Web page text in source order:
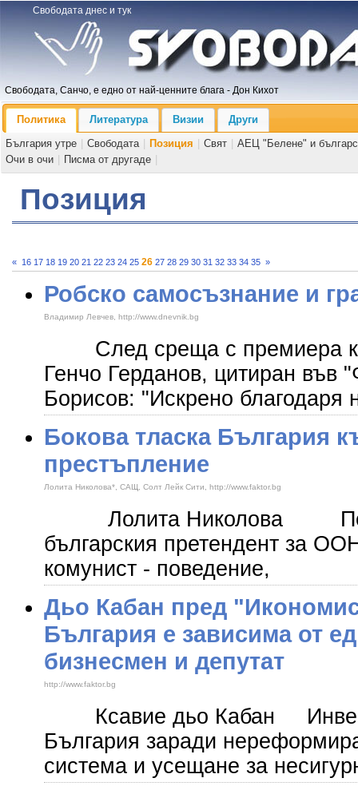
Свободата днес и тук
Свободата, Санчо, е едно от най-ценните блага - Дон Кихот
Политика Литература Визии
Други
България утре
Свободата Позиция Свят
АЕЦ "Белене" и
Очи в очи
Писма от другаде
Позиция
« 16 17 18 19 20 21 22 23 24 25 26 27 28 29 30 31 32 33 34 35 »
Робско самосъзнание и
Владимир Левчев, http://www.dnevnik.bg
След среща с премиера
Генчо Герданов, цитиран във
Борисов: "Искрено благодаря
​Бокова тласка България
престъпление
Лолита Николова*, САЩ, Солт Лейк Сити, http://www.faktor.bg
Лолита Николова
българския претендент за
комунист - поведение,
Дьо Кабан пред
България е зависима от
бизнесмен и депутат
http://www.faktor.bg
Ксавие дьо Кабан
България заради
система и усещане за